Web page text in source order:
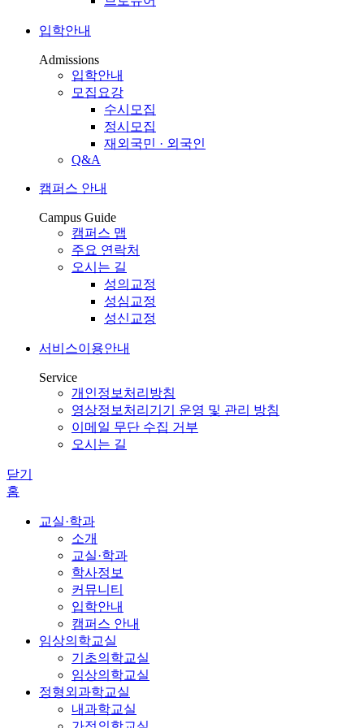
입학안내
Admissions
입학안내
모집요강
수시모집
정시모집
재외국민 · 외국인
Q&A
캠퍼스 안내
Campus Guide
캠퍼스 맵
주요 연락처
오시는 길
성의교정
성심교정
성신교정
서비스이용안내
Service
개인정보처리방침
영상정보처리기기 운영 및 관리 방침
이메일 무단 수집 거부
오시는 길
닫기
홈
교실·학과
소개
교실·학과
학사정보
커뮤니티
입학안내
캠퍼스 안내
임상의학교실
기초의학교실
임상의학교실
정형외과학교실
내과학교실